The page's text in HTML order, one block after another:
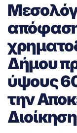
Δήμου
ύψους
την